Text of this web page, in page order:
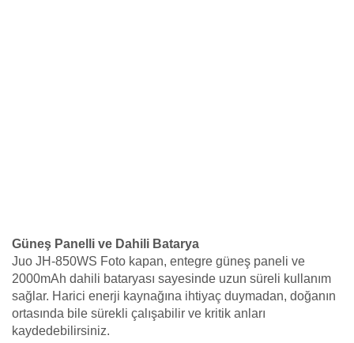
Güneş Panelli ve Dahili Batarya
Juo JH-850WS Foto kapan, entegre güneş paneli ve
2000mAh dahili bataryası sayesinde uzun süreli kullanım
sağlar. Harici enerji kaynağına ihtiyaç duymadan, doğanın
ortasında bile sürekli çalışabilir ve kritik anları
kaydedebilirsiniz.